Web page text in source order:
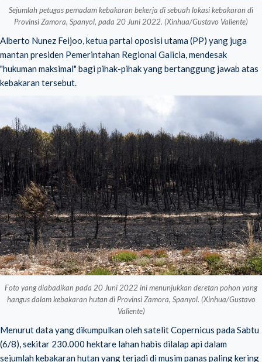
Sejumlah petugas pemadam kebakaran bekerja di sebuah lokasi kebakaran di
Provinsi Zamora, Spanyol, pada 20 Juni 2022. (Xinhua/Gustavo Valiente)
Alberto Nunez Feijoo, ketua partai oposisi utama (PP) yang juga
mantan presiden Pemerintahan Regional Galicia, mendesak
"hukuman maksimal" bagi pihak-pihak yang bertanggung jawab atas
kebakaran tersebut.
Foto yang diabadikan pada 20 Juni 2022 ini menunjukkan deretan pohon yang
hangus dalam kebakaran hutan di Provinsi Zamora, Spanyol. (Xinhua/Gustavo
Valiente)
Menurut data yang dikumpulkan oleh satelit Copernicus pada Sabtu
(6/8), sekitar 230.000 hektare lahan habis dilalap api dalam
sejumlah kebakaran hutan yang terjadi di musim panas paling kering